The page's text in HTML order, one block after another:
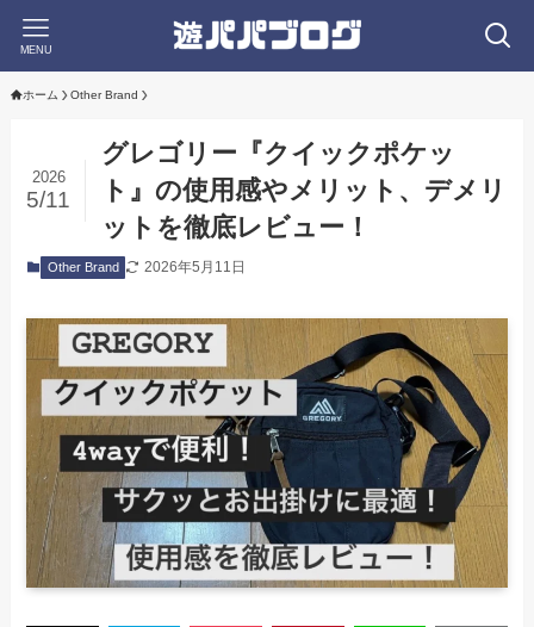
MENU
ホーム Other Brand
グレゴリー『クイックポケッ
ト』の使用感やメリット、デメリ
ットを徹底レビュー！
2026
5/11
Other Brand 2026年5月11日